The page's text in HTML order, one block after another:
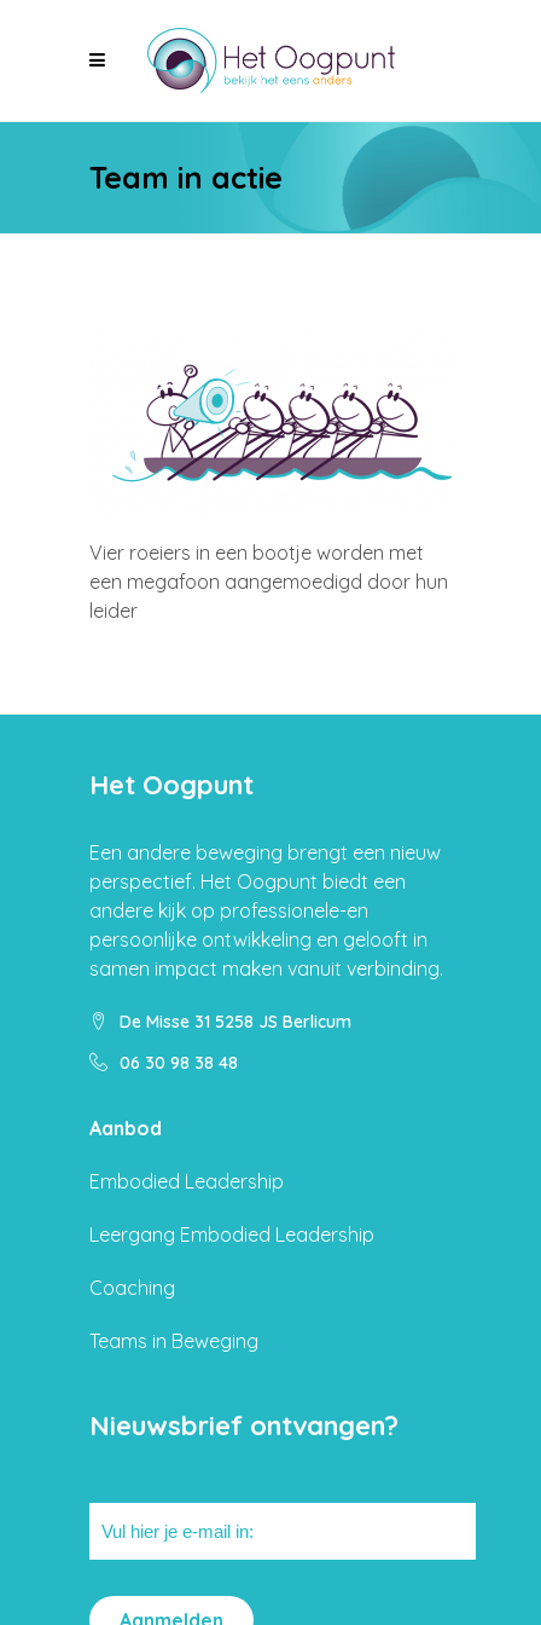
Team in actie
Vier roeiers in een bootje worden met
een megafoon aangemoedigd door hun
leider
Het Oogpunt
Een andere beweging brengt een nieuw
perspectief. Het Oogpunt biedt een
andere kijk op professionele-en
persoonlijke ontwikkeling en gelooft in
samen impact maken vanuit verbinding.
De Misse 31 5258 JS Berlicum
06 30 98 38 48
Aanbod
Embodied Leadership
Leergang Embodied Leadership
Coaching
Teams in Beweging
Nieuwsbrief ontvangen?